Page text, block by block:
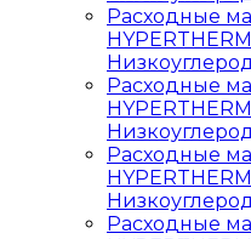
Расходные
Расходные
Расходные
Расходные